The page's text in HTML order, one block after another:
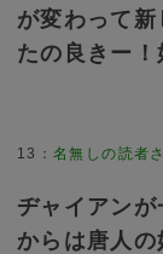
が変わって
たの良きー！
13 ：名無しの読者
ヂャイアン
からは唐人